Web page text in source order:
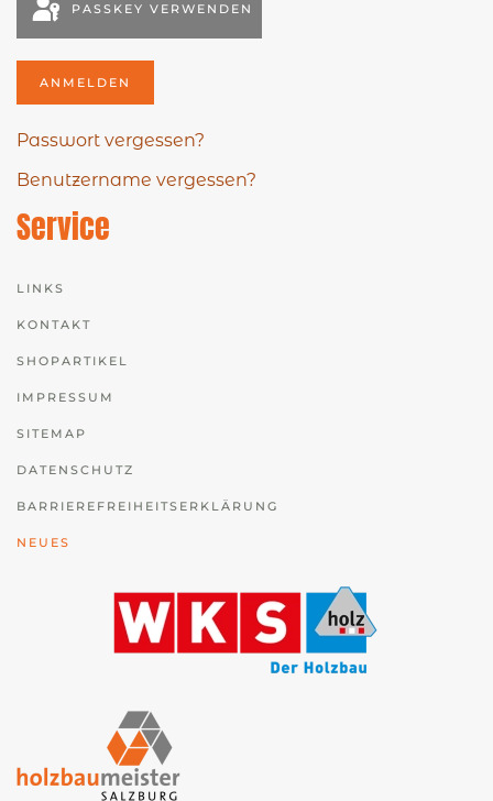
PASSKEY VERWENDEN
ANMELDEN
Passwort vergessen?
Benutzername vergessen?
Service
LINKS
KONTAKT
SHOPARTIKEL
IMPRESSUM
SITEMAP
DATENSCHUTZ
BARRIEREFREIHEITSERKLÄRUNG
NEUES